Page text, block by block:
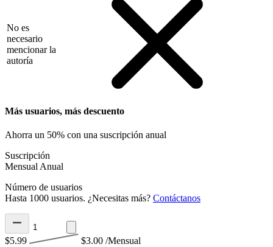
No es
necesario
mencionar la
autoría
Más usuarios, más descuento
Ahorra un 50% con una suscripción anual
Suscripción
Mensual Anual
Número de usuarios
Hasta 1000 usuarios. ¿Necesitas más? Contáctanos
$5.99 $3.00 /Mensual